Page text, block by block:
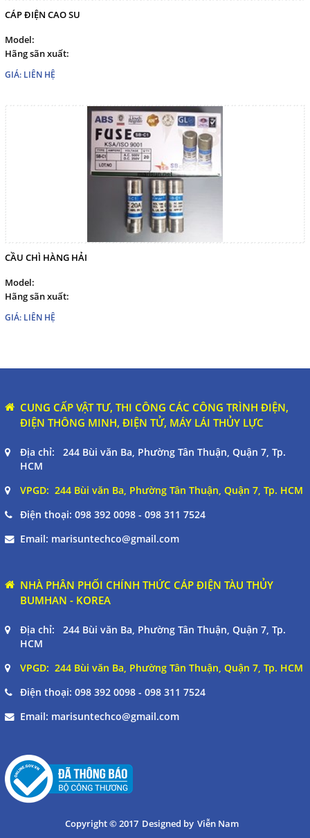
CÁP ĐIỆN CAO SU
Model:
Hãng sãn xuất:
GIÁ: LIÊN HỆ
CẦU CHÌ HÀNG HẢI
Model:
Hãng sãn xuất:
GIÁ: LIÊN HỆ
CUNG CẤP VẬT TƯ, THI CÔNG CÁC CÔNG TRÌNH ĐIỆN,
ĐIỆN THÔNG MINH, ĐIỆN TỬ, MÁY LÁI THỦY LỰC
Địa chỉ: 244 Bùi văn Ba, Phường Tân Thuận, Quận 7, Tp.
HCM
VPGD: 244 Bùi văn Ba, Phường Tân Thuận, Quận 7, Tp. HCM
Điện thoại: 098 392 0098 - 098 311 7524
Email: marisuntechco@gmail.com
NHÀ PHÂN PHỐI CHÍNH THỨC CÁP ĐIỆN TÀU THỦY
BUMHAN - KOREA
Địa chỉ: 244 Bùi văn Ba, Phường Tân Thuận, Quận 7, Tp.
HCM
VPGD: 244 Bùi văn Ba, Phường Tân Thuận, Quận 7, Tp. HCM
Điện thoại: 098 392 0098 - 098 311 7524
Email: marisuntechco@gmail.com
Copyright © 2017 Designed by Viễn Nam